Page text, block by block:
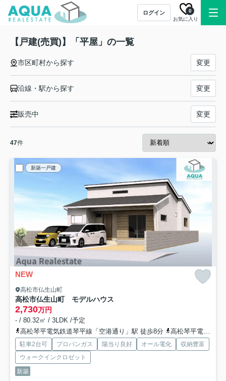
ログイン
お気に入り
0
【戸建(売買)】「平屋」の一覧
市区町村から探す 変更
沿線・駅から探す 変更
販売中 変更
47件
新築一戸建
NEW
高松市仏生山町
高松市仏生山町 モデルハウス
2,730万円
- / 80.32㎡ / 3LDK /予定
高松琴平電気鉄道琴平線「空港通り」駅 徒歩8分
高松琴平電気鉄道琴平線「一宮」駅 徒歩18分
駐車2台可 プロパンガス 陽当り良好 オール電化
収納豊富
ウォークインクロゼット
新築